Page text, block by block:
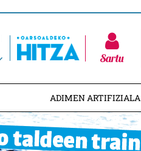
Sartu
ADIMEN ARTIFIZIALA